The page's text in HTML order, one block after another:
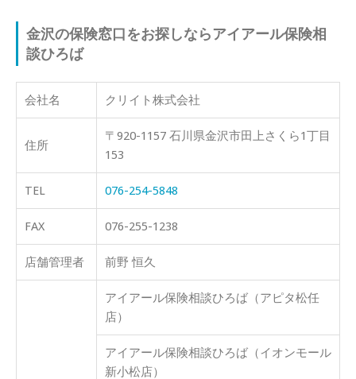
金沢の保険窓口をお探しならアイアール保険相
談ひろば
会社名 クリイト株式会社
住所
〒920-1157 石川県金沢市田上さくら1丁目
153
TEL 076-254-5848
FAX 076-255-1238
店舗管理者 前野 恒久
アイアール保険相談ひろば（アピタ松任
店）
アイアール保険相談ひろば（イオンモール
新小松店）